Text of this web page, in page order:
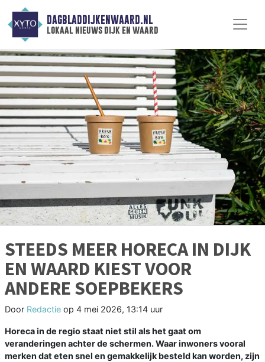
DAGBLADDIJKENWAARD.NL
lokaal nieuws dijk en waard
STEEDS MEER HORECA IN DIJK
EN WAARD KIEST VOOR
ANDERE SOEPBEKERS
Door Redactie op 4 mei 2026, 13:14 uur
Horeca in de regio staat niet stil als het gaat om
veranderingen achter de schermen. Waar inwoners vooral
merken dat eten snel en gemakkelijk besteld kan worden, zijn